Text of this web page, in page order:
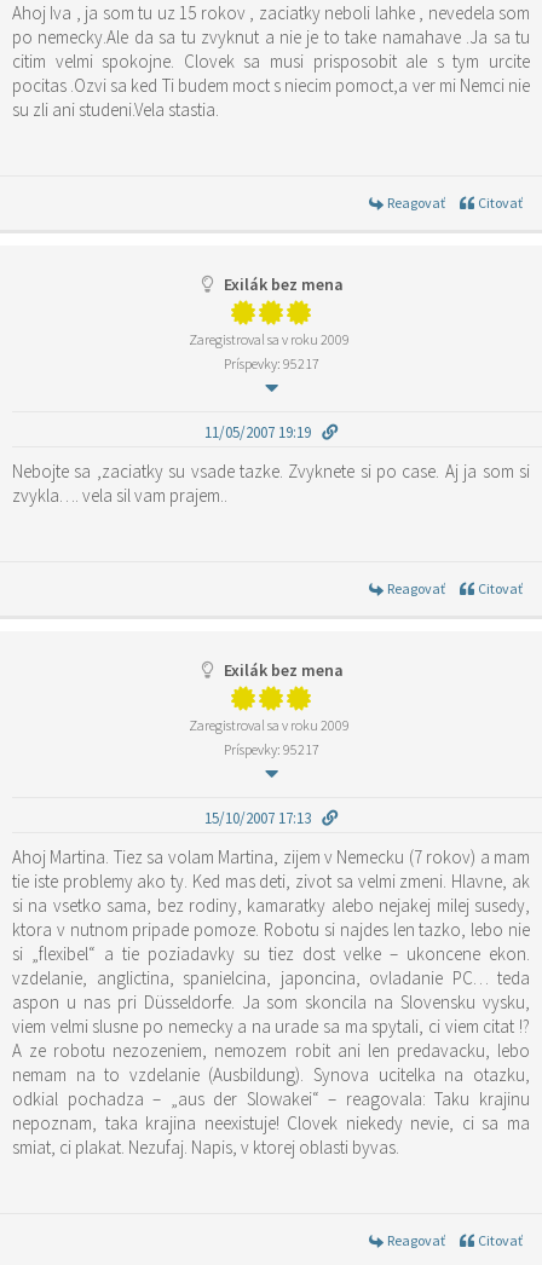
Ahoj Iva , ja som tu uz 15 rokov , zaciatky neboli lahke , nevedela som
po nemecky.Ale da sa tu zvyknut a nie je to take namahave .Ja sa tu
citim velmi spokojne. Clovek sa musi prisposobit ale s tym urcite
pocitas .Ozvi sa ked Ti budem moct s niecim pomoct,a ver mi Nemci nie
su zli ani studeni.Vela stastia.
Reagovať Citovať
Exilák bez mena
Zaregistroval sa v roku 2009
Príspevky: 95217
11/05/2007 19:19
Nebojte sa ,zaciatky su vsade tazke. Zvyknete si po case. Aj ja som si
zvykla…. vela sil vam prajem..
Reagovať Citovať
Exilák bez mena
Zaregistroval sa v roku 2009
Príspevky: 95217
15/10/2007 17:13
Ahoj Martina. Tiez sa volam Martina, zijem v Nemecku (7 rokov) a mam
tie iste problemy ako ty. Ked mas deti, zivot sa velmi zmeni. Hlavne, ak
si na vsetko sama, bez rodiny, kamaratky alebo nejakej milej susedy,
ktora v nutnom pripade pomoze. Robotu si najdes len tazko, lebo nie
si „flexibel“ a tie poziadavky su tiez dost velke – ukoncene ekon.
vzdelanie, anglictina, spanielcina, japoncina, ovladanie PC… teda
aspon u nas pri Düsseldorfe. Ja som skoncila na Slovensku vysku,
viem velmi slusne po nemecky a na urade sa ma spytali, ci viem citat !?
A ze robotu nezozeniem, nemozem robit ani len predavacku, lebo
nemam na to vzdelanie (Ausbildung). Synova ucitelka na otazku,
odkial pochadza – „aus der Slowakei“ – reagovala: Taku krajinu
nepoznam, taka krajina neexistuje! Clovek niekedy nevie, ci sa ma
smiat, ci plakat. Nezufaj. Napis, v ktorej oblasti byvas.
Reagovať Citovať